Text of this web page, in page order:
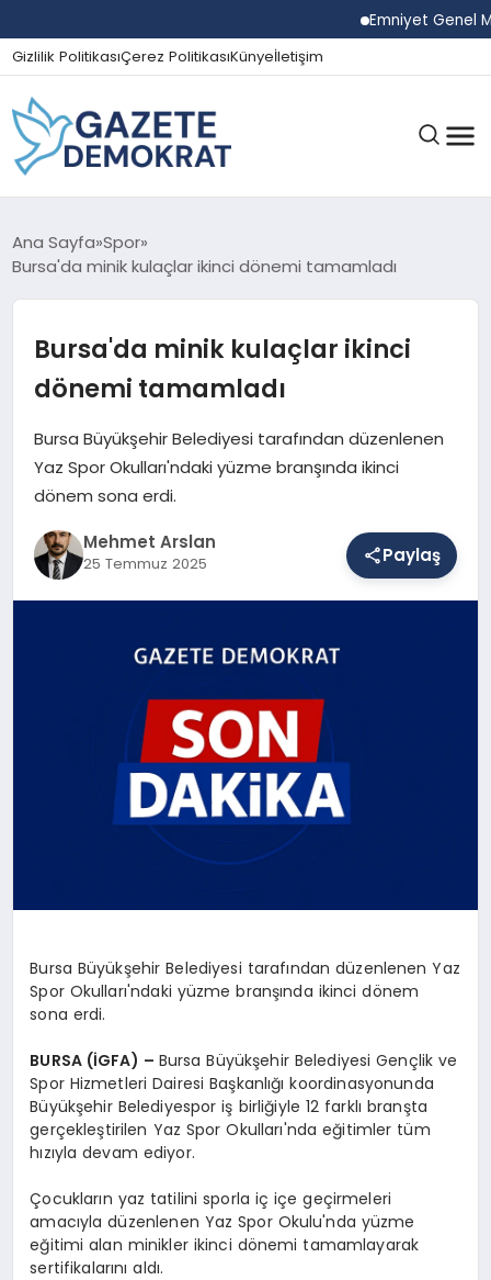
Emniyet Genel
Gizlilik PolitikasıÇerez PolitikasıKünyeİletişim
GÜNDEM
SPOR
MAGAZIN
SAĞLIK
Ana Sayfa Spor
Bursa'da minik kulaçlar ikinci dönemi tamamladı
Bursa'da minik kulaçlar ikinci
dönemi tamamladı
Bursa Büyükşehir Belediyesi tarafından düzenlenen
Yaz Spor Okulları'ndaki yüzme branşında ikinci
dönem sona erdi.
Mehmet Arslan
25 Temmuz 2025 Paylaş
Bursa Büyükşehir Belediyesi tarafından düzenlenen Yaz
Spor Okulları'ndaki yüzme branşında ikinci dönem
sona erdi.
BURSA (İGFA) – Bursa Büyükşehir Belediyesi Gençlik ve
Spor Hizmetleri Dairesi Başkanlığı koordinasyonunda
Büyükşehir Belediyespor iş birliğiyle 12 farklı branşta
gerçekleştirilen Yaz Spor Okulları'nda eğitimler tüm
hızıyla devam ediyor.
Çocukların yaz tatilini sporla iç içe geçirmeleri
amacıyla düzenlenen Yaz Spor Okulu'nda yüzme
eğitimi alan minikler ikinci dönemi tamamlayarak
sertifikalarını aldı.